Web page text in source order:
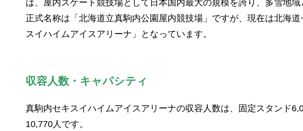
は、屋内スケート競技場として日本国内最大の規模を誇り、多雪地
正式名称は「北海道立真駒内公園屋内競技場」ですが、現在は北海
スイハイムアイスアリーナ」となっています。
収容人数・キャパシティ
真駒内セキスイハイムアイスアリーナの収容人数は、固定スタンド
10,770人です。